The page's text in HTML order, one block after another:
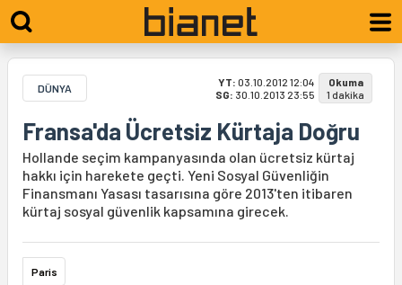
DÜNYA YT: 03.10.2012 12:04
SG: 30.10.2013 23:55
Okuma
1 dakika
Fransa'da Ücretsiz Kürtaja Doğru
Hollande seçim kampanyasında olan ücretsiz kürtaj
hakkı için harekete geçti. Yeni Sosyal Güvenliğin
Finansmanı Yasası tasarısına göre 2013'ten itibaren
kürtaj sosyal güvenlik kapsamına girecek.
Paris